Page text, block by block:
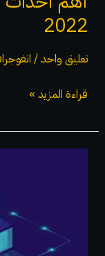
2022
تعليق واحد/
قراءة المزيد »
أهميته؟